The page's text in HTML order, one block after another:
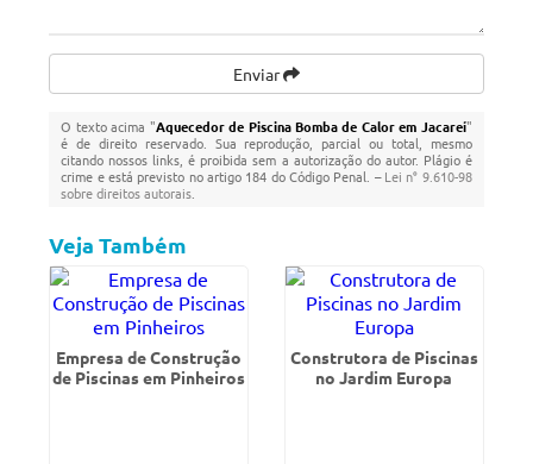
Enviar
O texto acima "Aquecedor de Piscina Bomba de Calor em Jacareí"
é de direito reservado. Sua reprodução, parcial ou total, mesmo
citando nossos links, é proibida sem a autorização do autor. Plágio é
crime e está previsto no artigo 184 do Código Penal. –Lei n° 9.610-98
sobre direitos autorais
Veja Também
Empresa de Construção
de Piscinas em Pinheiros
Construtora de Piscinas
no Jardim Europa